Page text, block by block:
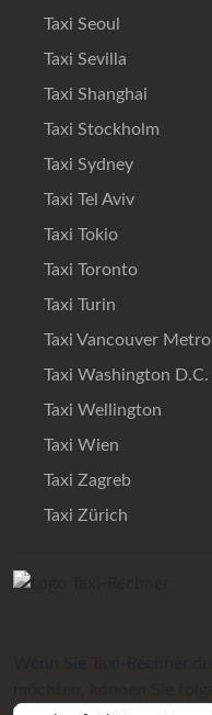
Taxi Seoul
Taxi Sevilla
Taxi Shanghai
Taxi Stockholm
Taxi Sydney
Taxi Tel Aviv
Taxi Tokio
Taxi Toronto
Taxi Turin
Taxi Vancouver Metro
Taxi Washington D.C.
Taxi Wellington
Taxi Wien
Taxi Zagreb
Taxi Zürich